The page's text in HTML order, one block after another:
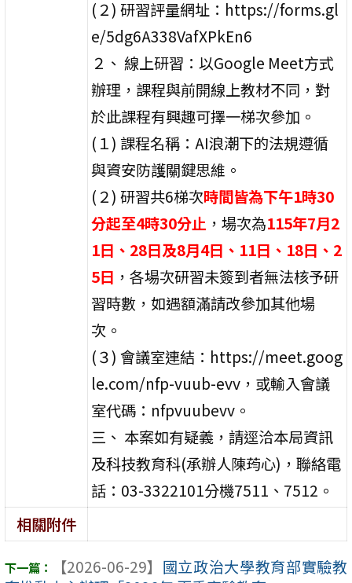
(２) 研習評量網址：https://forms.gl
e/5dg6A338VafXPkEn6
２、 線上研習：以Google Meet方式
辦理，課程與前開線上教材不同，對
於此課程有興趣可擇一梯次參加。
(１) 課程名稱：AI浪潮下的法規遵循
與資安防護關鍵思維。
(２) 研習共6梯次時間皆為下午1時30
分起至4時30分止 ，場次為115年7月2
1日、28日及8月4日、11日、18日、2
5日 ，各場次研習未簽到者無法核予研
習時數，如遇額滿請改參加其他場
次。
(３) 會議室連結：https://meet.goog
le.com/nfp-vuub-evv，或輸入會議
室代碼：nfpvuubevv。
三、 本案如有疑義，請逕洽本局資訊
及科技教育科(承辦人陳荺心)，聯絡電
話：03-3322101分機7511、7512。
相關附件
【2026-06-29】 國立政治大學教育部實驗教